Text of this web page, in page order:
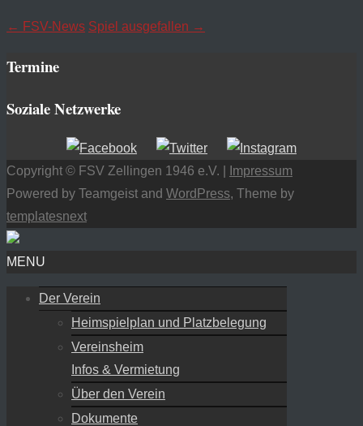
← FSV-News Spiel ausgefallen →
Termine
Soziale Netzwerke
Copyright © FSV Zellingen 1946 e.V. |
Impressum
Powered by Teamgeist and WordPress, Theme by
templatesnext
MENU
Der Verein
Heimspielplan und Platzbelegung
Vereinsheim
Infos & Vermietung
Über den Verein
Dokumente